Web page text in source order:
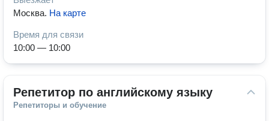
Москва. На карте
Время для связи
10:00 — 10:00
Репетитор по английскому языку
Репетиторы и обучение